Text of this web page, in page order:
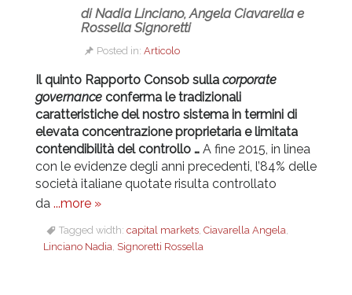
di Nadia Linciano, Angela Ciavarella e
Rossella Signoretti
Posted in: Articolo
Il quinto Rapporto Consob sulla corporate
governance conferma le tradizionali
caratteristiche del nostro sistema in termini di
elevata concentrazione proprietaria e limitata
conten­dibilità del controllo … A fine 2015, in linea
con le evidenze degli anni precedenti, l’84% delle
società italiane quotate risulta controllato
da ...more »
Tagged width: capital markets Ciavarella Angela
Linciano Nadia Signoretti Rossella